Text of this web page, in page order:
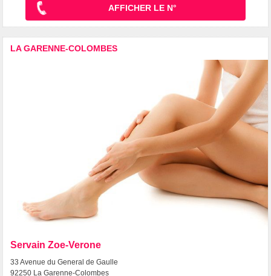
AFFICHER LE N°
LA GARENNE-COLOMBES
Servain Zoe-Verone
33 Avenue du General de Gaulle
92250 La Garenne-Colombes